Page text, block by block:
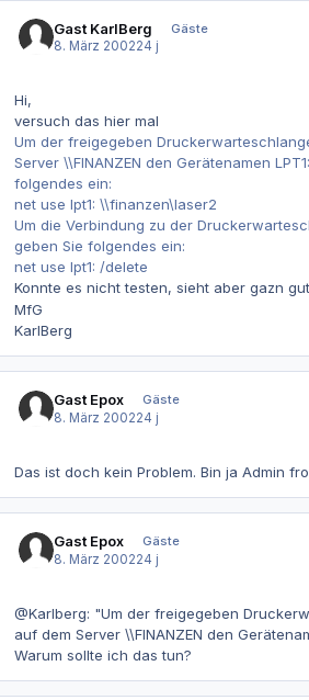
Gast KarlBerg
Gäste
8. März 200224 j
Hi,
versuch das hier mal
Um der freigegeben
Server \\FINANZEN den Gerätenamen
folgendes ein:
net use lpt1: \\finanzen\laser2
Um die Verbindung zu der
geben Sie folgendes ein:
net use lpt1: /delete
Konnte es nicht testen, sieht aber gazn
MfG
KarlBerg
Gast Epox
Gäste
8. März 200224 j
Das ist doch kein Problem. Bin ja Admin
Gast Epox
Gäste
8. März 200224 j
@Karlberg: "Um der freigegeben
auf dem Server \\FINANZEN den
Warum sollte ich das tun?